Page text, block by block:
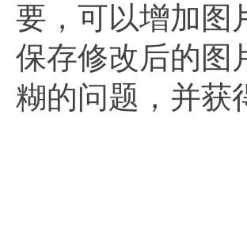
要，可以增加图
保存修改后的图
糊的问题，并获